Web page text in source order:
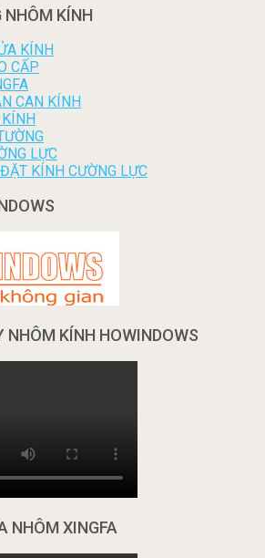
KÍNH
KÍNH
CẤP
CAN KÍNH
LỰC
KÍNH CƯỜNG LỰC
NHÔM KÍNH HOWINDOWS
NHÔM XINGFA